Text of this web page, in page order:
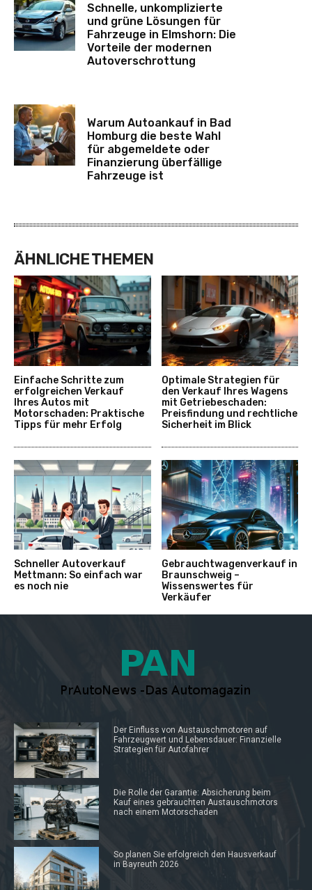
Schnelle, unkomplizierte
und grüne Lösungen für
Fahrzeuge in Elmshorn: Die
Vorteile der modernen
Autoverschrottung
Warum Autoankauf in Bad
Homburg die beste Wahl
für abgemeldete oder
Finanzierung überfällige
Fahrzeuge ist
ÄHNLICHE THEMEN
Einfache Schritte zum
erfolgreichen Verkauf
Ihres Autos mit
Motorschaden: Praktische
Tipps für mehr Erfolg
Optimale Strategien für
den Verkauf Ihres Wagens
mit Getriebeschaden:
Preisfindung und rechtliche
Sicherheit im Blick
Schneller Autoverkauf
Mettmann: So einfach war
es noch nie
Gebrauchtwagenverkauf in
Braunschweig –
Wissenswertes für
Verkäufer
Der Einfluss von Austauschmotoren auf
Fahrzeugwert und Lebensdauer: Finanzielle
Strategien für Autofahrer
Die Rolle der Garantie: Absicherung beim
Kauf eines gebrauchten Austauschmotors
nach einem Motorschaden
So planen Sie erfolgreich den Hausverkauf
in Bayreuth 2026